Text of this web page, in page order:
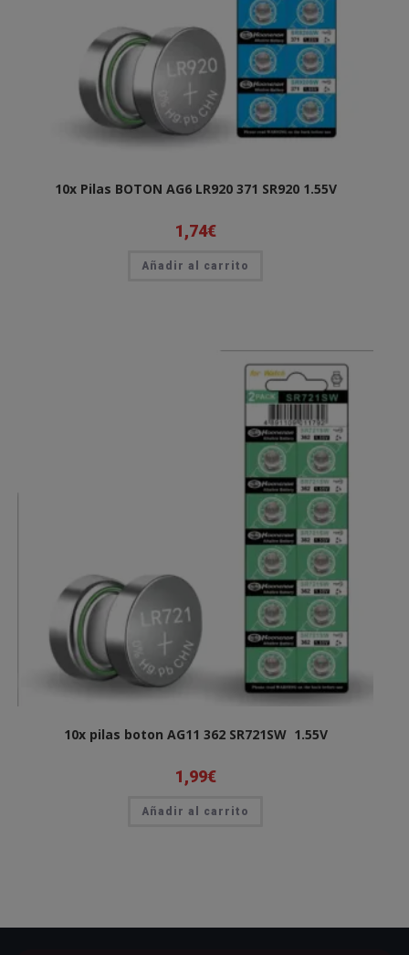
10x Pilas BOTON AG6 LR920 371 SR920 1.55V
1,74€
Añadir al carrito
10x pilas boton AG11 362 SR721SW 1.55V
1,99€
Añadir al carrito